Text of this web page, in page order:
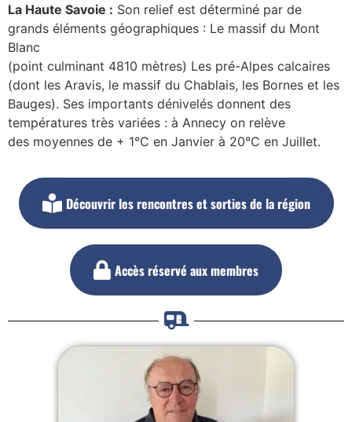
La Haute Savoie : Son relief est déterminé par de
grands éléments géographiques : Le massif du Mont
Blanc
(point culminant 4810 mètres) Les pré-Alpes calcaires
(dont les Aravis, le massif du Chablais, les Bornes et les
Bauges). Ses importants dénivelés donnent des
températures très variées : à Annecy on relève
des moyennes de + 1°C en Janvier à 20°C en Juillet.
Découvrir les rencontres et sorties de la région
Accès réservé aux membres